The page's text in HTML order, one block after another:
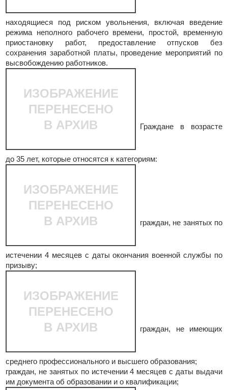
находящиеся под риском увольнения, включая введение
режима неполного рабочего времени, простой, временную
приостановку работ, предоставление отпусков без
сохранения заработной платы, проведение мероприятий по
высвобождению работников.
ИЗОБРАЖЕНИЕ
ПЕРЕНЕСЕНО
В АРХИВ
Граждане в возрасте
до 35 лет, которые относятся к категориям:
ИЗОБРАЖЕНИЕ
ПЕРЕНЕСЕНО
В АРХИВ
граждан, не занятых по
истечении 4 месяцев с даты окончания военной службы по
призыву;
ИЗОБРАЖЕНИЕ
ПЕРЕНЕСЕНО
В АРХИВ
граждан, не имеющих
среднего профессионального и высшего образования;
граждан, не занятых по истечении 4 месяцев с даты выдачи
им документа об образовании и о квалификации;